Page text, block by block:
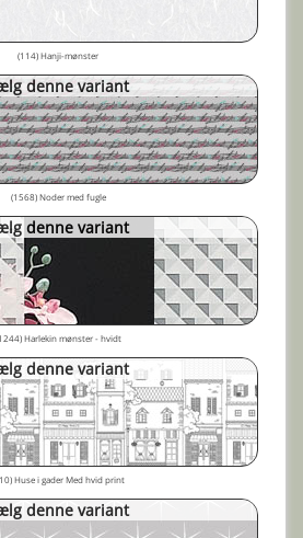
(114) Hanji-mønster
denne variant
(1568) Noder med fugle
denne variant
Harlekin mønster - hvidt
denne variant
Huse i gader Med hvid print
denne variant